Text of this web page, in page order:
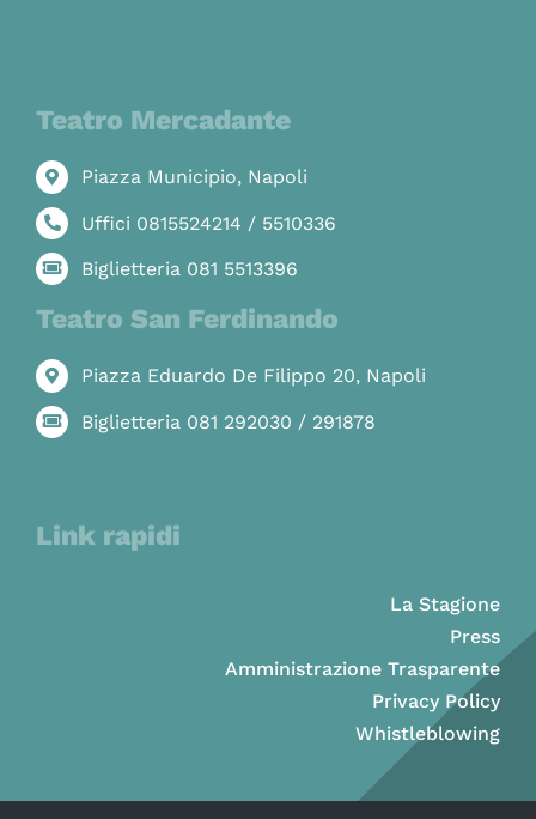
Teatro Mercadante
Piazza Municipio, Napoli
Uffici 0815524214 / 5510336
Biglietteria 081 5513396
Teatro San Ferdinando
Piazza Eduardo De Filippo 20, Napoli
Biglietteria 081 292030 / 291878
Link rapidi
La Stagione
Press
Amministrazione Trasparente
Privacy Policy
Whistleblowing